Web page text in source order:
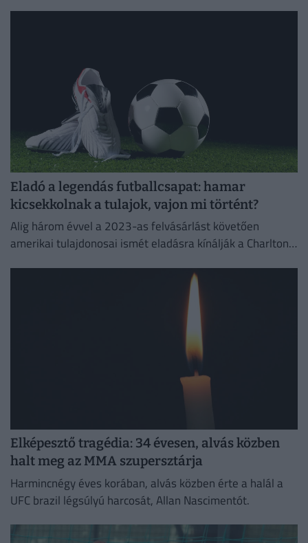
Eladó a legendás futballcsapat: hamar
kicsekkolnak a tulajok, vajon mi történt?
Alig három évvel a 2023-as felvásárlást követően
amerikai tulajdonosai ismét eladásra kínálják a Charlton
Elképesztő tragédia: 34 évesen, alvás közben
halt meg az MMA szupersztárja
Harmincnégy éves korában, alvás közben érte a halál a
UFC brazil légsúlyú harcosát, Allan Nascimentót.